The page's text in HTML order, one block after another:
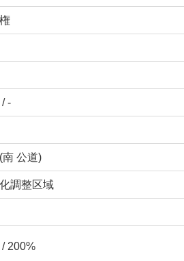
-
南 公道)
調整区域
200%